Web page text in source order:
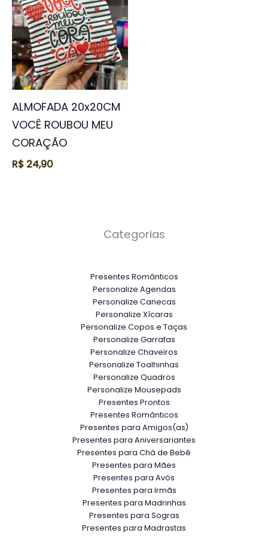
ALMOFADA 20x20CM
VOCÊ ROUBOU MEU
CORAÇÃO
R$ 24,90
Categorias
Presentes Românticos
Personalize Agendas
Personalize Canecas
Personalize Xícaras
Personalize Copos e Taças
Personalize Garrafas
Personalize Chaveiros
Personalize Toalhinhas
Personalize Quadros
Personalize Mousepads
Presentes Prontos
Presentes Românticos
Presentes para Amigos(as)
Presentes para Aniversariantes
Presentes para Chá de Bebê
Presentes para Mães
Presentes para Avós
Presentes para Irmãs
Presentes para Madrinhas
Presentes para Sogras
Presentes para Madrastas